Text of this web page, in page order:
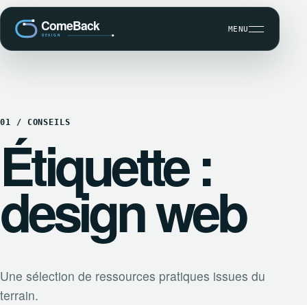
MENU
CRÉATION SITE INTERNET
USER EXPERIENCE / UX DESIGN
RÉFÉRENCEMENT NATUREL (SEO)
01 / CONSEILS
Étiquette :
design web
Une sélection de ressources pratiques issues du
terrain.